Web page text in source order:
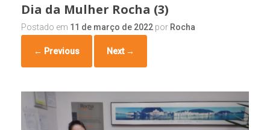
Dia da Mulher Rocha (3)
Postado em 11 de março de 2022 por Rocha
← Previous Next →